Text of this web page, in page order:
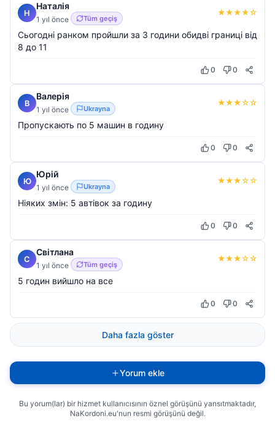
Н
Наталія
1 yıl önce Tüm geçiş
★★★★☆
Сьогодні ранком пройшли за 3 години обидві границі від
8 до 11
0 0
В
Валерія
1 yıl önce Ukrayna
★★★☆☆
Пропускають по 5 машин в годину
0 0
Ю
Юрій
1 yıl önce Ukrayna
★★★☆☆
Ніяких змін: 5 автівок за годину
0 0
C
Cвітлана
1 yıl önce Tüm geçiş
★★★☆☆
5 годин вийшло на все
0 0
Daha fazla göster
Yorum ekle
Bu yorum(lar) bir hizmet kullanıcısının öznel görüşünü yansıtmaktadır,
NaKordoni.eu'nun resmi görüşünü değil.